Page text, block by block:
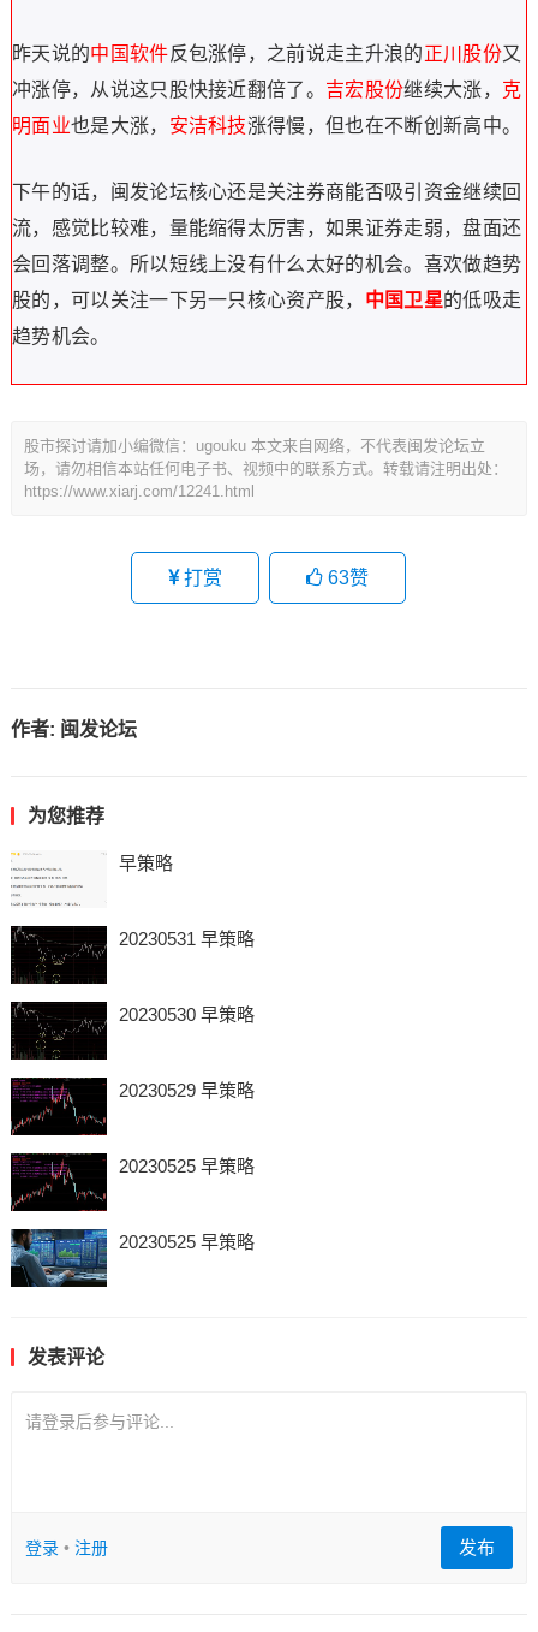
昨天说的中国软件反包涨停，之前说走主升浪的正川股份又
冲涨停，从说这只股快接近翻倍了。 吉宏股份继续大涨， 克
明面业也是大涨， 安洁科技涨得慢，但也在不断创新高中。
下午的话，闽发论坛核心还是关注券商能否吸引资金继续回
流，感觉比较难，量能缩得太厉害，如果证券走弱，盘面还
会回落调整。所以短线上没有什么太好的机会。喜欢做趋势
股的，可以关注一下另一只核心资产股， 中国卫星的低吸走
趋势机会。
股市探讨请加小编微信：ugouku 本文来自网络，不代表闽发论坛立
场，请勿相信本站任何电子书、视频中的联系方式。转载请注明出处：
https://www.xiarj.com/12241.html
打赏 63赞
作者: 闽发论坛
为您推荐
早策略
20230531 早策略
20230530 早策略
20230529 早策略
20230525 早策略
20230525 早策略
发表评论
请登录后参与评论...
登录• 注册 发布